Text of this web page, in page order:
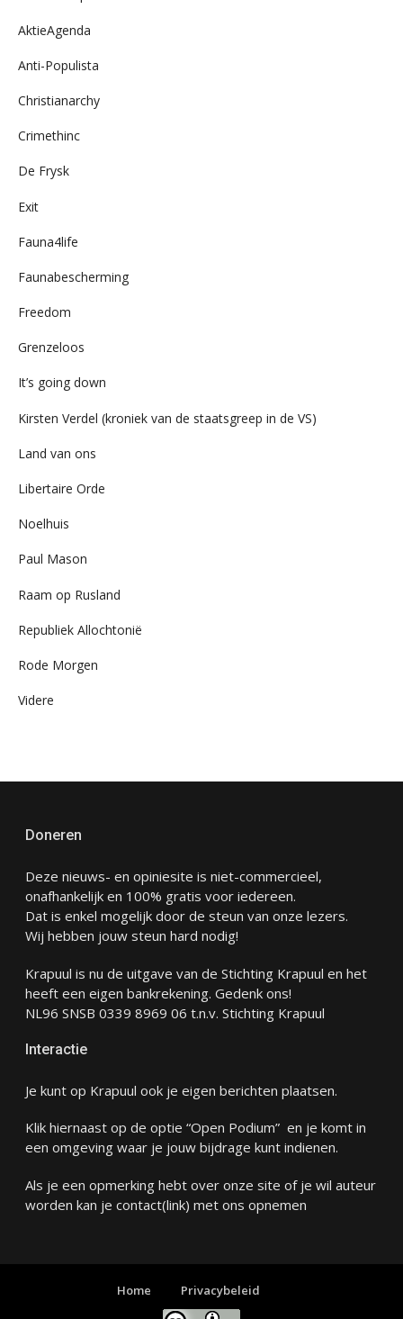
AktieAgenda
Anti-Populista
Christianarchy
Crimethinc
De Frysk
Exit
Fauna4life
Faunabescherming
Freedom
Grenzeloos
It’s going down
Kirsten Verdel (kroniek van de staatsgreep in de VS)
Land van ons
Libertaire Orde
Noelhuis
Paul Mason
Raam op Rusland
Republiek Allochtonië
Rode Morgen
Videre
Doneren
Deze nieuws- en opiniesite is niet-commercieel,
onafhankelijk en 100% gratis voor iedereen.
Dat is enkel mogelijk door de steun van onze lezers.
Wij hebben jouw steun hard nodig!
Krapuul is nu de uitgave van de Stichting Krapuul en het
heeft een eigen bankrekening. Gedenk ons!
NL96 SNSB 0339 8969 06 t.n.v. Stichting Krapuul
Interactie
Je kunt op Krapuul ook je eigen berichten plaatsen.
Klik hiernaast op de optie “Open Podium” en je komt in
een omgeving waar je jouw bijdrage kunt indienen.
Als je een opmerking hebt over onze site of je wil auteur
worden kan je contact(link) met ons opnemen
Home Privacybeleid